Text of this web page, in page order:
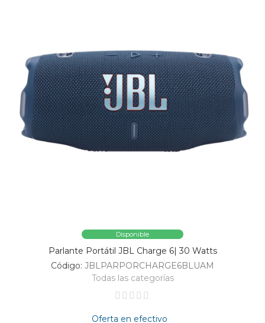
Disponible
Parlante Portátil JBL Charge 6| 30 Watts
Código: JBLPARPORCHARGE6BLUAM
Todas las categorías
Oferta en efectivo